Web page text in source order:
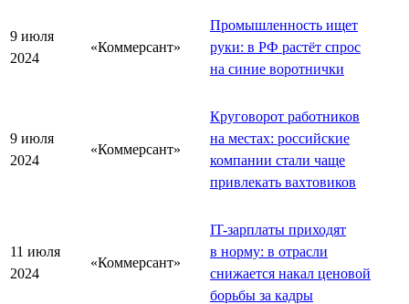
9 июля
2024
«Коммерсант»
Промышленность ищет
руки: в РФ растёт спрос
на синие воротнички
9 июля
2024
«Коммерсант»
Круговорот работников
на местах: российские
компании стали чаще
привлекать вахтовиков
11 июля
2024
«Коммерсант»
IT-зарплаты приходят
в норму: в отрасли
снижается накал ценовой
борьбы за кадры